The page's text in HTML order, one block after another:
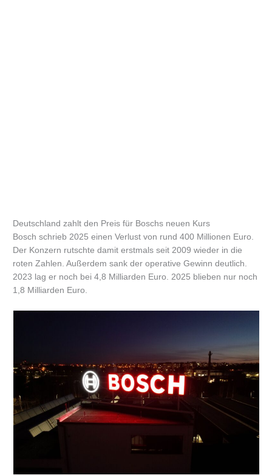
Deutschland zahlt den Preis für Boschs neuen Kurs
Bosch schrieb 2025 einen Verlust von rund 400 Millionen Euro.
Der Konzern rutschte damit erstmals seit 2009 wieder in die
roten Zahlen. Außerdem sank der operative Gewinn deutlich.
2023 lag er noch bei 4,8 Milliarden Euro. 2025 blieben nur noch
1,8 Milliarden Euro.